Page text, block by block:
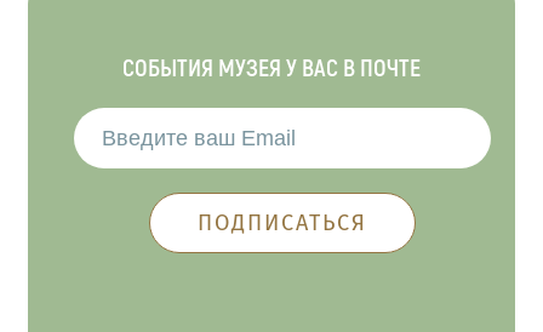
СОБЫТИЯ МУЗЕЯ У ВАС В ПОЧТЕ